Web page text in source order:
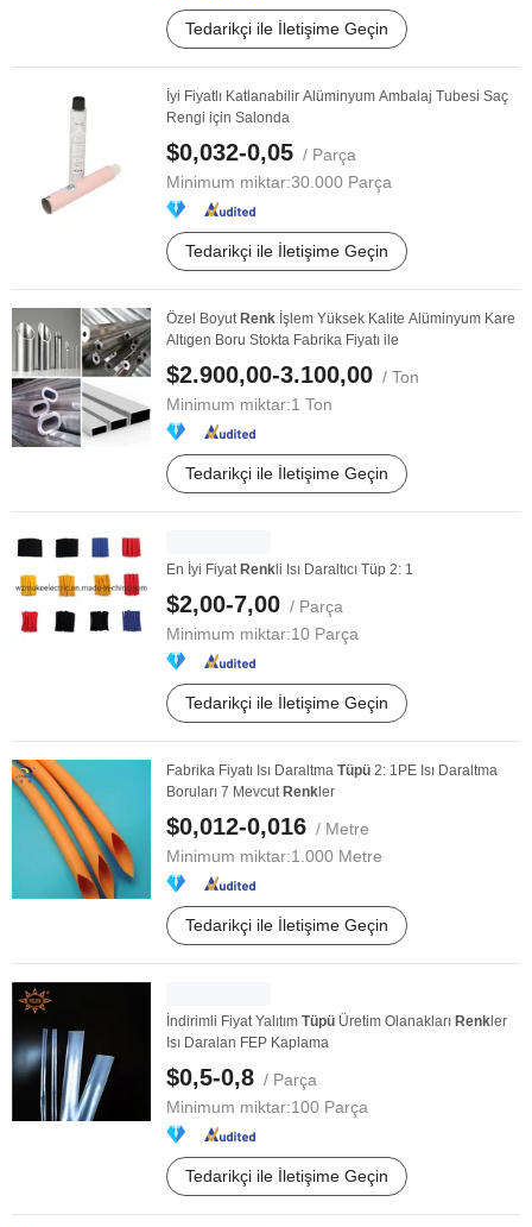
Tedarikçi ile İletişime Geçin
İyi Fiyatlı Katlanabilir Alüminyum Ambalaj Tubesi Saç
Rengi için Salonda
$0,032-0,05 / Parça
Minimum miktar:30.000 Parça
Tedarikçi ile İletişime Geçin
Özel Boyut Renk İşlem Yüksek Kalite Alüminyum Kare
Altıgen Boru Stokta Fabrika Fiyatı ile
$2.900,00-3.100,00 / Ton
Minimum miktar:1 Ton
Tedarikçi ile İletişime Geçin
En İyi Fiyat Renk li Isı Daraltıcı Tüp 2: 1
$2,00-7,00 / Parça
Minimum miktar:10 Parça
Tedarikçi ile İletişime Geçin
Fabrika Fiyatı Isı Daraltma Tüpü 2: 1PE Isı Daraltma
Boruları 7 Mevcut Renk ler
$0,012-0,016 / Metre
Minimum miktar:1.000 Metre
Tedarikçi ile İletişime Geçin
İndirimli Fiyat Yalıtım Tüpü Üretim Olanakları Renk ler
Isı Daralan FEP Kaplama
$0,5-0,8 / Parça
Minimum miktar:100 Parça
Tedarikçi ile İletişime Geçin